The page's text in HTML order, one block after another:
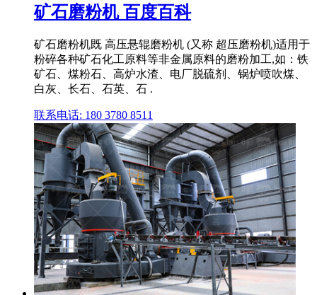
矿石磨粉机 百度百科
矿石磨粉机既 高压悬辊磨粉机 (又称 超压磨粉机)适用于
粉碎各种矿石化工原料等非金属原料的磨粉加工,如：铁
矿石、煤粉石、高炉水渣、电厂脱硫剂、锅炉喷吹煤、
白灰、长石、石英、石 .
联系电话: 180 3780 8511